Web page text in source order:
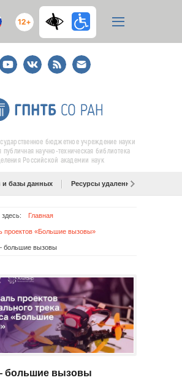
12+
YoutubeВКонтакте
RSS
E-
mail
подписка
бюджетное учреждение науки
публичная научно-техническая библиотека
Российской академии наук
и базы данных Ресурсы удаленного доступа
Главная
проектов «Большие вызовы»
большие вызовы
большие вызовы